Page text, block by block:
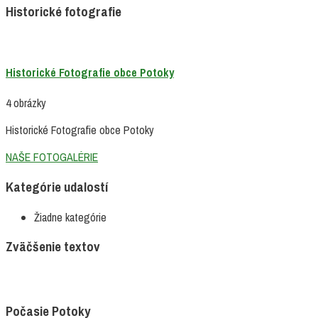
Historické fotografie
Historické Fotografie obce Potoky
4 obrázky
Historické Fotografie obce Potoky
NAŠE FOTOGALÉRIE
Kategórie udalostí
Žiadne kategórie
Zväčšenie textov
Počasie Potoky